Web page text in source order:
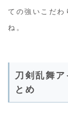
ての強いこだわ
ね。
刀剣乱舞
とめ